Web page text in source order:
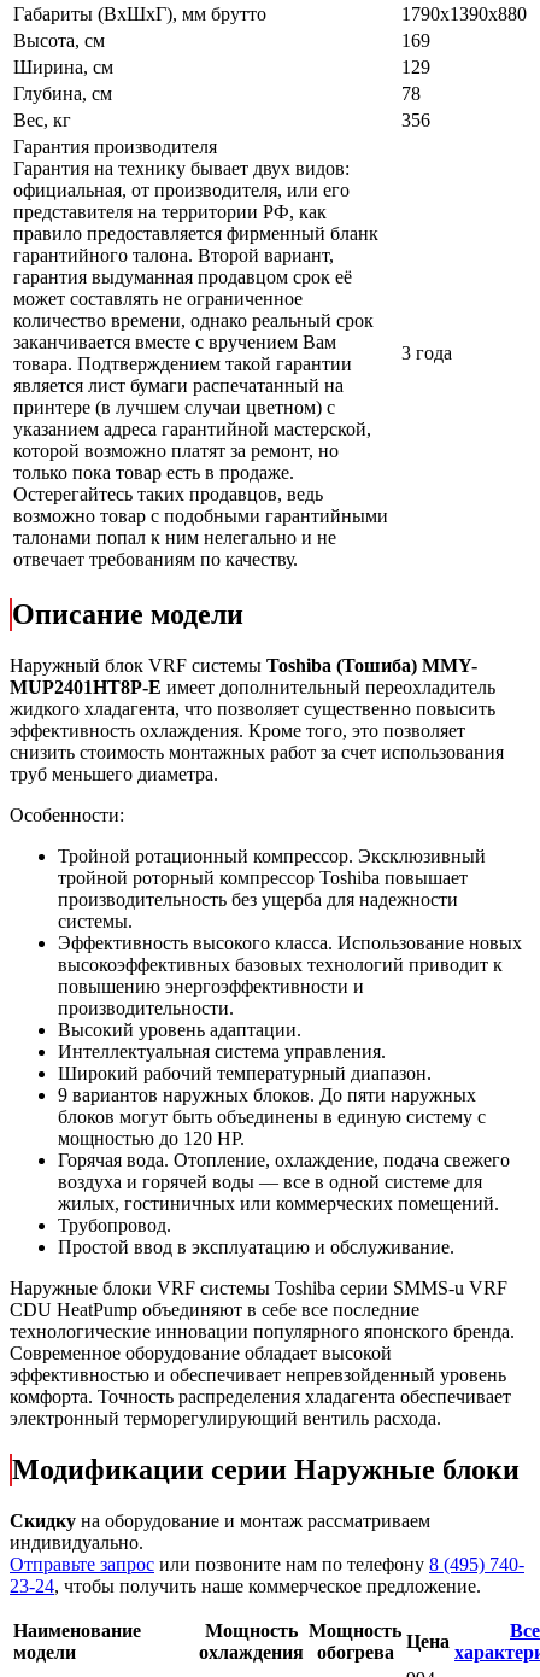
Габариты (ВxШxГ), мм брутто
1790х1390х880
Высота, см
169
Ширина, см
129
Глубина, см
78
Вес, кг
356
Гарантия производителя
Гарантия на технику бывает двух видов:
официальная, от производителя, или его
представителя на территории РФ, как
правило предоставляется фирменный бланк
гарантийного талона. Второй вариант,
гарантия выдуманная продавцом срок её
может составлять не ограниченное
количество времени, однако реальный срок
заканчивается вместе с вручением Вам
товара. Подтверждением такой гарантии
является лист бумаги распечатанный на
принтере (в лучшем случаи цветном) с
указанием адреса гарантийной мастерской,
которой возможно платят за ремонт, но
только пока товар есть в продаже.
Остерегайтесь таких продавцов, ведь
возможно товар с подобными гарантийными
талонами попал к ним нелегально и не
отвечает требованиям по качеству.
3 года
Описание модели
Наружный блок VRF системы Toshiba (Тошиба) MMY-
MUP2401HT8P-E имеет дополнительный переохладитель
жидкого хладагента, что позволяет существенно повысить
эффективность охлаждения. Кроме того, это позволяет
снизить стоимость монтажных работ за счет использования
труб меньшего диаметра.
Особенности:
Тройной ротационный компрессор. Эксклюзивный
тройной роторный компрессор Toshiba повышает
производительность без ущерба для надежности
системы.
Эффективность высокого класса. Использование новых
высокоэффективных базовых технологий приводит к
повышению энергоэффективности и
производительности.
Высокий уровень адаптации.
Интеллектуальная система управления.
Широкий рабочий температурный диапазон.
9 вариантов наружных блоков. До пяти наружных
блоков могут быть объединены в единую систему с
мощностью до 120 HP.
Горячая вода. Отопление, охлаждение, подача свежего
воздуха и горячей воды — все в одной системе для
жилых, гостиничных или коммерческих помещений.
Трубопровод.
Простой ввод в эксплуатацию и обслуживание.
Наружные блоки VRF системы Toshiba серии SMMS-u VRF
CDU HeatPump объединяют в себе все последние
технологические инновации популярного японского бренда.
Современное оборудование обладает высокой
эффективностью и обеспечивает непревзойденный уровень
комфорта. Точность распределения хладагента обеспечивает
электронный терморегулирующий вентиль расхода.
Модификации серии Наружные блоки
Скидку на оборудование и монтаж рассматриваем
индивидуально.
Отправьте запрос или позвоните нам по телефону 8 (495) 740-
23-24, чтобы получить наше коммерческое предложение.
Наименование
модели
Мощность
охлаждения
Мощность
обогрева
Цена
Все